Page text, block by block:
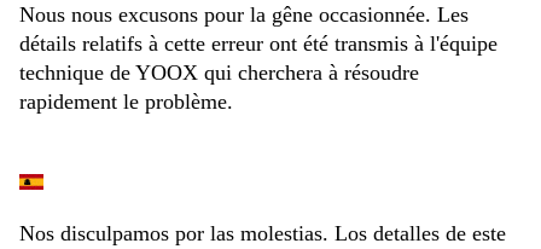
Nous nous excusons pour la gêne occasionnée. Les
détails relatifs à cette erreur ont été transmis à l'équipe
technique de YOOX qui cherchera à résoudre
rapidement le problème.
Nos disculpamos por las molestias. Los detalles de este